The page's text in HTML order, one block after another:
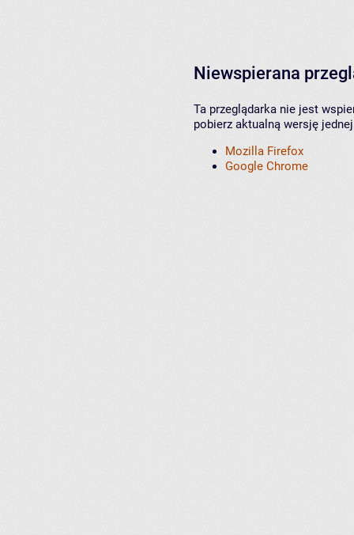
Niewspierana
Ta przeglądarka nie jest
pobierz aktualną wersję
Mozilla Firefox
Google Chrome